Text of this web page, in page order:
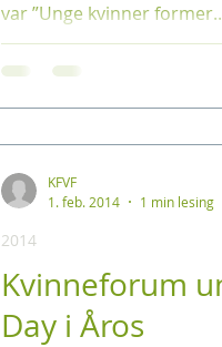
var ”Unge kvinner
Kvinneforum
Day i Åros
2014
KFVF
1. feb. 2014
1 min lesing